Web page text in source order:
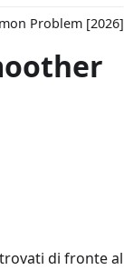
Problem [2026]
di fronte al